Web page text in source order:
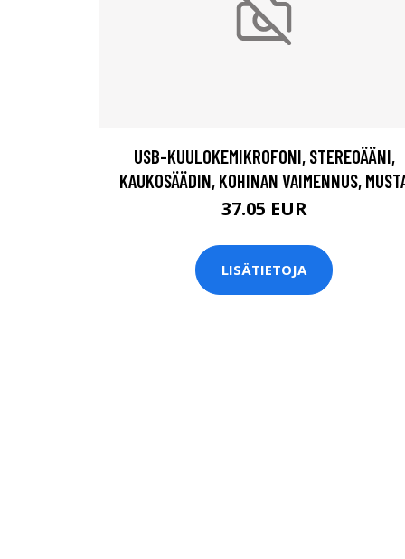
USB-KUULOKEMIKROFONI, STEREOÄÄNI,
KAUKOSÄÄDIN, KOHINAN VAIMENNUS,
37.05 EUR
LISÄTIETOJA